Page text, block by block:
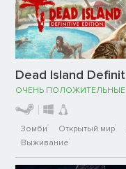
Dead Island
ОЧЕНЬ ПОЛОЖИТЕЛЬНЫЕ
Зомби Открытый мир
Выживание